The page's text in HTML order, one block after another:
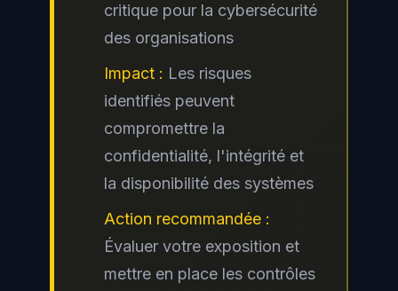
critique pour la cybersécurité
des organisations
Impact : Les risques
identifiés peuvent
compromettre la
confidentialité, l'intégrité et
la disponibilité des systèmes
Action recommandée :
Évaluer votre exposition et
mettre en place les contrôles